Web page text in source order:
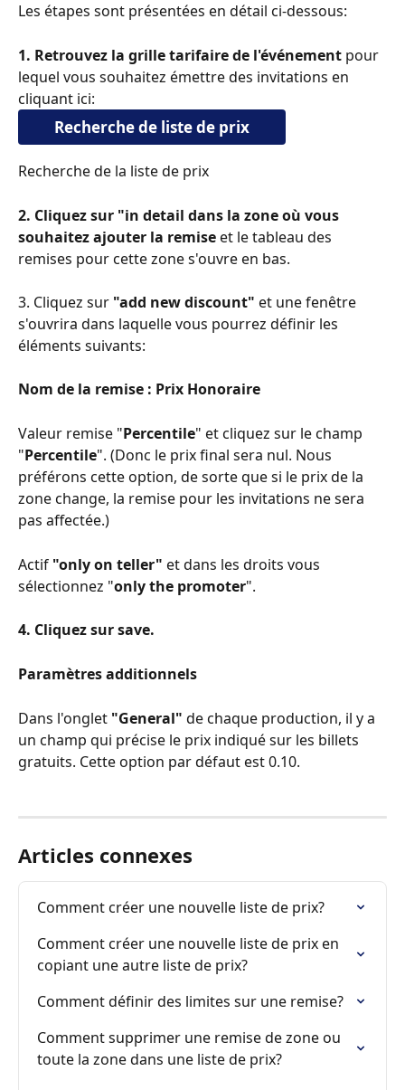
Les étapes sont présentées en détail ci-dessous:
1. Retrouvez la grille tarifaire de l'événement pour
lequel vous souhaitez émettre des invitations en
cliquant ici:
Recherche de liste de prix
Recherche de la liste de prix
2. Cliquez sur "in detail dans la zone où vous
souhaitez ajouter la remise et le tableau des
remises pour cette zone s'ouvre en bas.
3. Cliquez sur "add new discount" et une fenêtre
s'ouvrira dans laquelle vous pourrez définir les
éléments suivants:
Nom de la remise : Prix Honoraire
Valeur remise "Percentile" et cliquez sur le champ
"Percentile". (Donc le prix final sera nul. Nous
préférons cette option, de sorte que si le prix de la
zone change, la remise pour les invitations ne sera
pas affectée.)
Actif "only on teller" et dans les droits vous
sélectionnez "only the promoter".
4. Cliquez sur save.
Paramètres additionnels
Dans l'onglet "General" de chaque production, il y a
un champ qui précise le prix indiqué sur les billets
gratuits. Cette option par défaut est 0.10.
Articles connexes
Comment créer une nouvelle liste de prix?
Comment créer une nouvelle liste de prix en
copiant une autre liste de prix?
Comment définir des limites sur une remise?
Comment supprimer une remise de zone ou
toute la zone dans une liste de prix?